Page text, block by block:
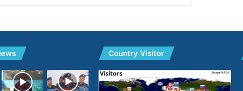
Country Visitor